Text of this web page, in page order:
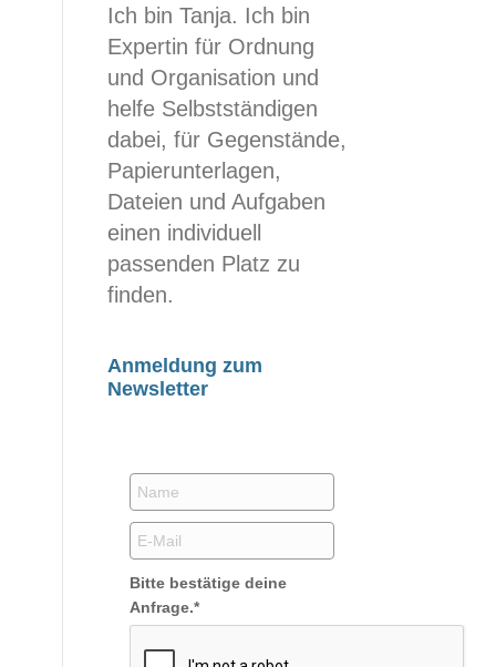
Ich bin Tanja. Ich bin
Expertin für Ordnung
und Organisation und
helfe Selbstständigen
dabei, für Gegenstände,
Papierunterlagen,
Dateien und Aufgaben
einen individuell
passenden Platz zu
finden.
Anmeldung zum
Newsletter
Bitte bestätige deine
Anfrage.*